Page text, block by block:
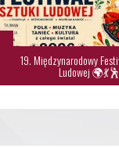
19. Międzynarodowy
Ludowej 🌍💃🕺